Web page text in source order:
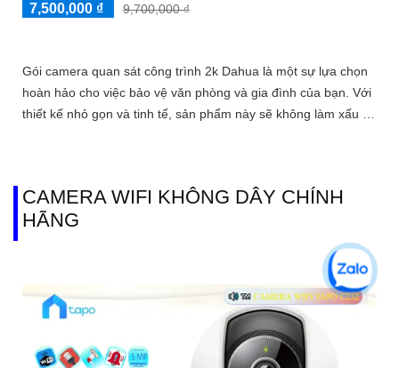
7,500,000 ₫ 9,700,000 ₫
Gói camera quan sát công trình 2k Dahua là một sự lựa chọn
hoàn hảo cho việc bảo vệ văn phòng và gia đình của bạn. Với
thiết kế nhỏ gọn và tinh tế, sản phẩm này sẽ không làm xấu đi
CAMERA WIFI KHÔNG DÂY CHÍNH
HÃNG